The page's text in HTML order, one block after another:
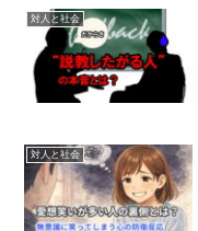
対人と社会
対人と社会